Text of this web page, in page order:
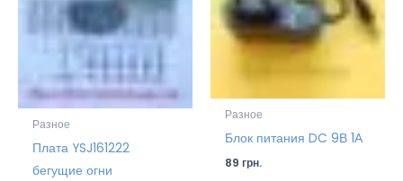
Разное
Плата YSJ161222
бегущие огни
Разное
Блок питания DC 9В 1А
89грн.